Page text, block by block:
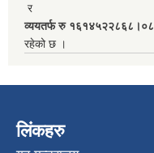
र
व्ययतर्फ रु १६१४५२२८६८।०८
रहेको छ ।
लिंकहरु